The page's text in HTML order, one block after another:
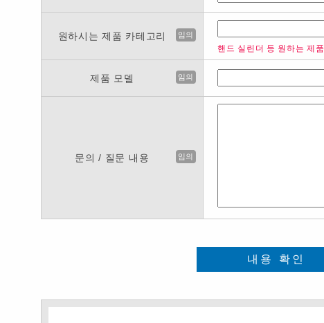
원하시는 제품 카테고리 임의
핸드 실린더 등 원하는 제
제품 모델 임의
문의 / 질문 내용 임의
내용 확인